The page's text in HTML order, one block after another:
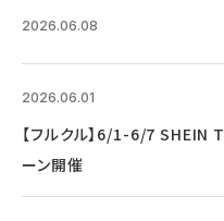
2026.06.08
2026.06.01
【フルクル】6/1-6/7 SHEIN
ーン開催